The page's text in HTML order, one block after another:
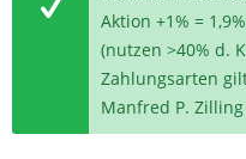
Aktion +1% =
(nutzen >40% d.
Zahlungsarten
Manfred P. Zilling